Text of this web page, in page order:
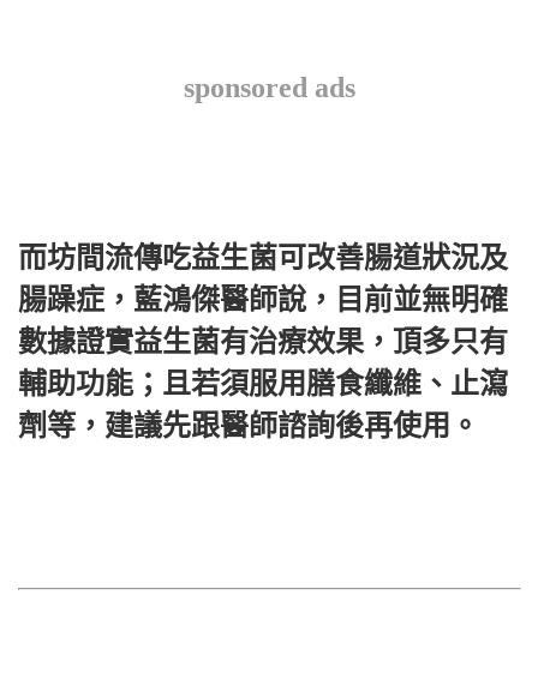
sponsored ads
而坊間流傳吃益生菌可改善腸道狀況及
腸躁症，藍鴻傑醫師說，目前並無明確
數據證實益生菌有治療效果，頂多只有
輔助功能；且若須服用膳食纖維、止瀉
劑等，建議先跟醫師諮詢後再使用。